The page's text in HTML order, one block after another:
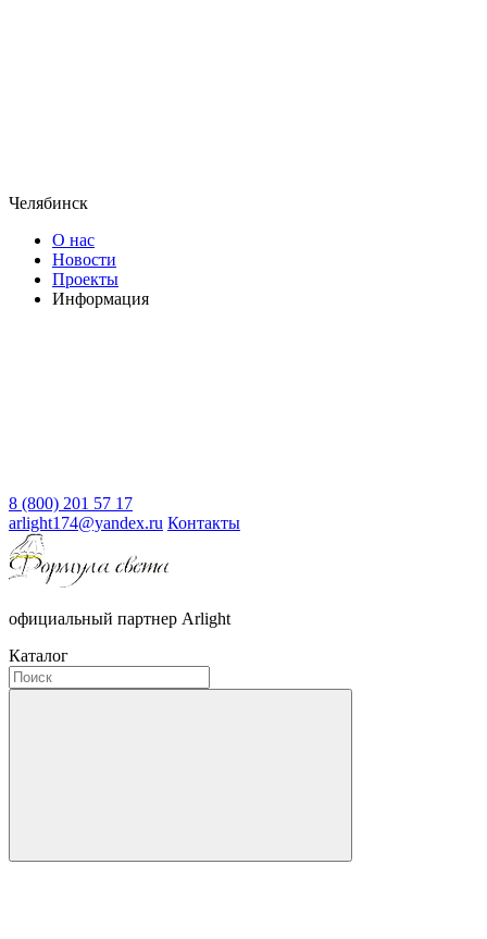
Челябинск
О нас
Новости
Проекты
Информация
8 (800) 201 57 17
arlight174@yandex.ru Контакты
официальный партнер Arlight
Каталог